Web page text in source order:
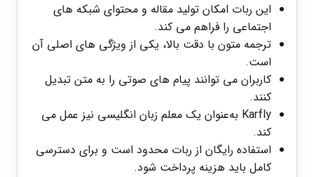
این ربات امکان تولید مقاله و محتوای شبکه ‌های
اجتماعی را فراهم می ‌کند.
ترجمه متون با دقت بالا، یکی از ویژگی ‌های اصلی آن
است.
کاربران می‌ توانند پیام‌ های صوتی را به متن تبدیل
کنند.
Karfly به‌عنوان یک معلم زبان انگلیسی نیز عمل می‌
کند.
استفاده رایگان از ربات محدود است و برای دسترسی
کامل باید هزینه پرداخت شود.